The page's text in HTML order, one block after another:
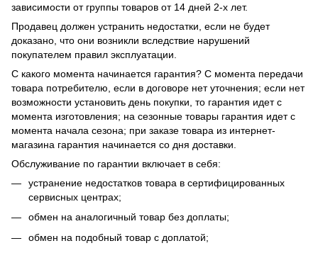
зависимости от группы товаров от 14 дней 2-х лет.
Продавец должен устранить недостатки, если не будет
доказано, что они возникли вследствие нарушений
покупателем правил эксплуатации.
С какого момента начинается гарантия? С момента передачи
товара потребителю, если в договоре нет уточнения; если нет
возможности установить день покупки, то гарантия идет с
момента изготовления; на сезонные товары гарантия идет с
момента начала сезона; при заказе товара из интернет-
магазина гарантия начинается со дня доставки.
Обслуживание по гарантии включает в себя:
устранение недостатков товара в сертифицированных
сервисных центрах;
обмен на аналогичный товар без доплаты;
обмен на подобный товар с доплатой;